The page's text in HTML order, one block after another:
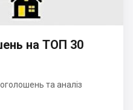
на ТОП 30
та аналіз